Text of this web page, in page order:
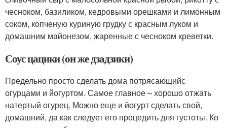
чесноком, базиликом, кедровыми орешками и лимонным
соком, копченую куриную грудку с красным луком и
домашним майонезом, жаренные с чесноком креветки.
Соус цацики (он же дзадзики)
Предельно просто сделать дома потрясающийс
огурцами и йогуртом. Самое главное – хорошо отжать
натертый огурец. Можно еще и йогурт сделать свой,
домашний, да как следует его процедить для густоты. Ко